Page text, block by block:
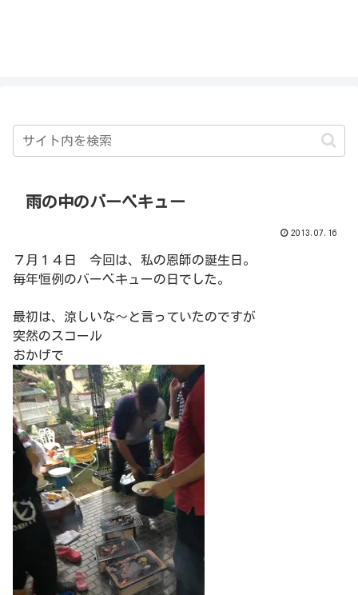
雨の中のバーベキュー
2013.07.16
７月１４日 今回は、私の恩師の誕生日。
毎年恒例のバーベキューの日でした。
最初は、涼しいな～と言っていたのですが
突然のスコール
おかげで